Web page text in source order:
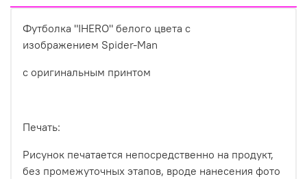
Футболка "IHERO" белого цвета с
изображением Spider-Man
с оригинальным принтом
Печать:
Рисунок печатается непосредственно на продукт,
без промежуточных этапов, вроде нанесения фото